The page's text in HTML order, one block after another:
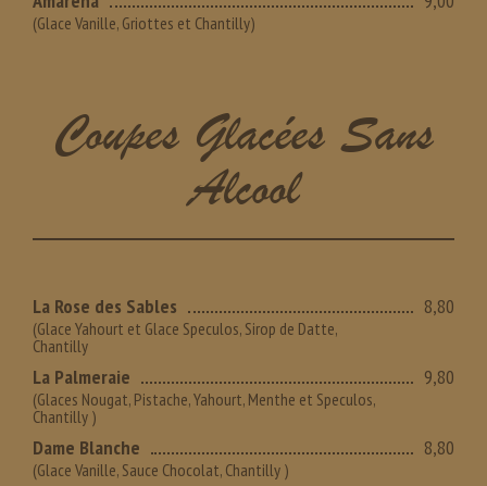
(Glace Vanille, Griottes et Chantilly)
Coupes Glacées Sans
Alcool
La Rose des Sables 8,80
(Glace Yahourt et Glace Speculos, Sirop de Datte,
Chantilly
La Palmeraie 9,80
(Glaces Nougat, Pistache, Yahourt, Menthe et Speculos,
Chantilly )
Dame Blanche 8,80
(Glace Vanille, Sauce Chocolat, Chantilly )